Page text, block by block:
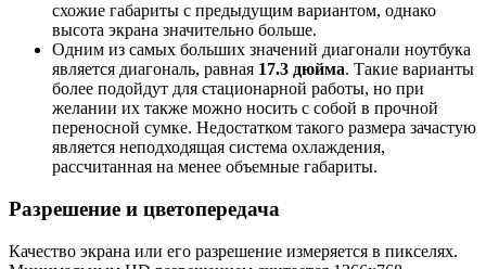
схожие габариты с предыдущим вариантом, однако
высота экрана значительно больше.
Одним из самых больших значений диагонали ноутбука
является диагональ, равная 17.3 дюйма. Такие варианты
более подойдут для стационарной работы, но при
желании их также можно носить с собой в прочной
переносной сумке. Недостатком такого размера зачастую
является неподходящая система охлаждения,
рассчитанная на менее объемные габариты.
Разрешение и цветопередача
Качество экрана или его разрешение измеряется в пикселях.